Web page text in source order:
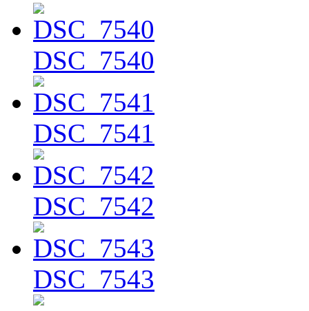
DSC_7540
DSC_7541
DSC_7542
DSC_7543